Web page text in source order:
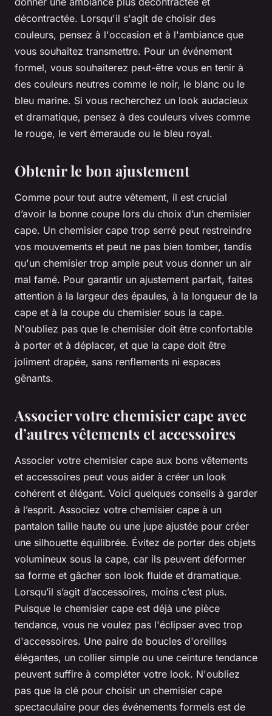
décontractée. Lorsqu'il s'agit de choisir des
couleurs, pensez à l'occasion et à l'ambiance que
vous souhaitez transmettre. Pour un événement
formel, vous souhaiterez peut-être vous en tenir à
des couleurs neutres comme le noir, le blanc ou le
bleu marine. Si vous recherchez un look audacieux
et dramatique, pensez à des couleurs vives comme
le rouge, le vert émeraude ou le bleu royal.
Obtenir le bon ajustement
Comme pour tout autre vêtement, il est crucial
d’avoir la bonne coupe lors du choix d’un chemisier
cape. Un chemisier cape trop serré peut restreindre
vos mouvements et peut ne pas bien tomber, tandis
qu'un chemisier trop ample peut vous donner un air
mal famé. Pour garantir un ajustement parfait, faites
attention à la largeur des épaules, à la longueur de la
cape et à la coupe du chemisier sous la cape.
N'oubliez pas que le chemisier doit être confortable
à porter et à déplacer, et que la cape doit être
joliment drapée, sans renflements ni espaces
gênants.
Associer votre chemisier cape avec
d’autres vêtements et accessoires
Associer votre chemisier cape aux bons vêtements
et accessoires peut vous aider à créer un look
cohérent et élégant. Voici quelques conseils à garder
à l’esprit. Associez votre chemisier cape à un
pantalon taille haute ou une jupe ajustée pour créer
une silhouette équilibrée. Évitez de porter des objets
volumineux sous la cape, car ils peuvent déformer
sa forme et gâcher son look fluide et dramatique.
Lorsqu’il s’agit d’accessoires, moins c’est plus.
Puisque le chemisier cape est déjà une pièce
tendance, vous ne voulez pas l'éclipser avec trop
d'accessoires. Une paire de boucles d'oreilles
élégantes, un collier simple ou une ceinture tendance
peuvent suffire à compléter votre look. N'oubliez
pas que la clé pour choisir un chemisier cape
spectaculaire pour des événements formels est de